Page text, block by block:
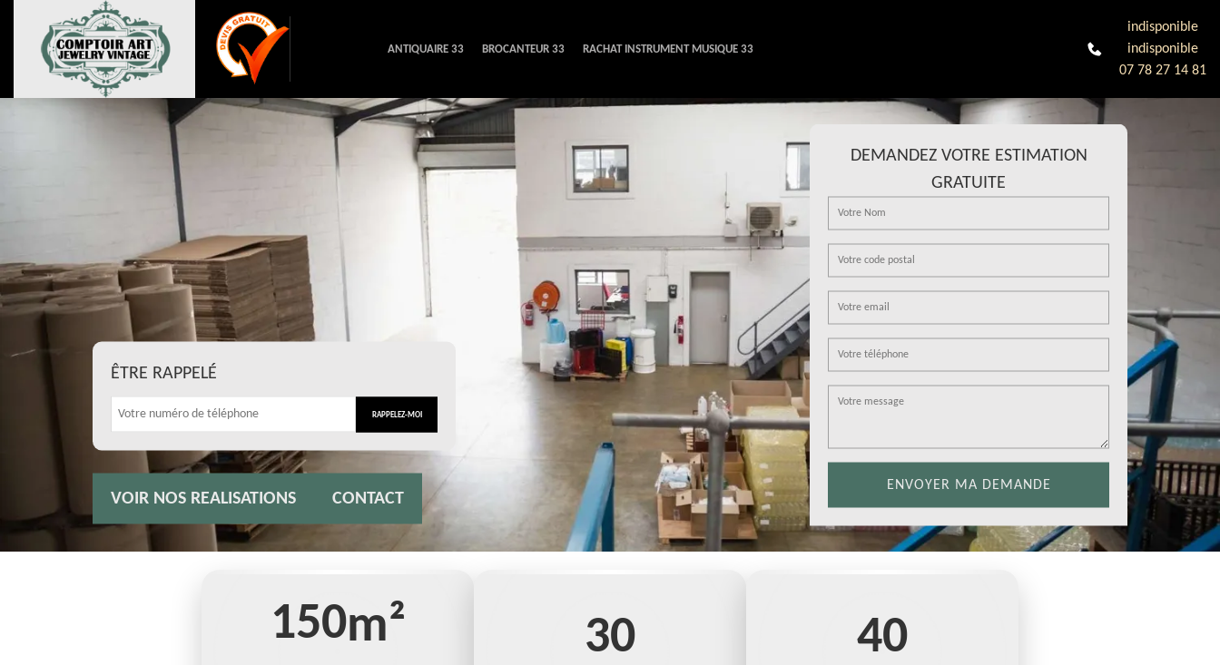
ANTIQUAIRE 33 BROCANTEUR 33 RACHAT INSTRUMENT MUSIQUE 33
indisponible
indisponible
07 78 27 14 81
ÊTRE RAPPELÉ
VOIR NOS REALISATIONS CONTACT
DEMANDEZ VOTRE ESTIMATION
GRATUITE
150m² 30 40